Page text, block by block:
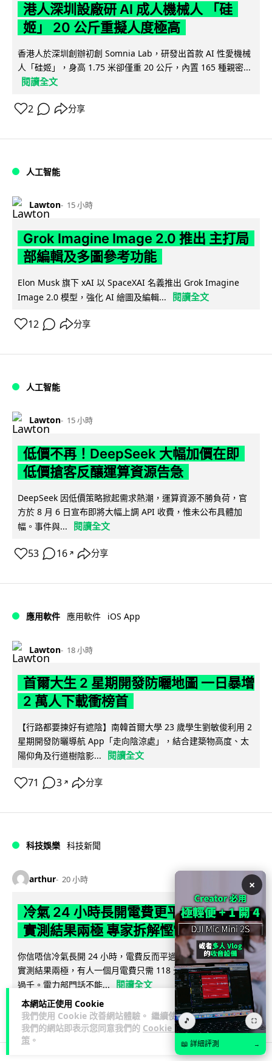
本網站正使用 Cookie
我們使用 Cookie 改善網站體驗。 繼續使用
我們的網站即表示您同意我們的 Cookie 政
策 。
港人深圳設廠研 AI 成人機械人 「硅
姬」 20 公斤重擬人度極高
香港人於深圳創辦初創 Somnia Lab，研發出首款 AI 性愛機械
人「硅姬」，身高 1.75 米卻僅重 20 公斤，內置 165 種親密...
閱讀全文
2 分享
人工智能
Lawton 15 小時
Grok Imagine Image 2.0 推出 主打局
部編輯及多圖參考功能
Elon Musk 旗下 xAI 以 SpaceXAI 名義推出 Grok Imagine
Image 2.0 模型，強化 AI 繪圖及編輯...
閱讀全文
12 分享
人工智能
Lawton 15 小時
低價不再！DeepSeek 大幅加價在即
低價搶客反釀運算資源告急
DeepSeek 因低價策略掀起需求熱潮，運算資源不勝負荷，官
方於 8 月 6 日宣布即將大幅上調 API 收費，惟未公布具體加
幅。事件與...
閱讀全文
53 16 ↗ 分享
應用軟件 應用軟件 iOS App
Lawton 18 小時
首爾大生 2 星期開發防曬地圖 一日暴增
2 萬人下載衝榜首
【行路都要揀好有遮陰】南韓首爾大學 23 歲學生劉敏俊利用 2
星期開發防曬導航 App「走向陰涼處」，結合建築物高度、太
陽仰角及行道樹陰影...
閱讀全文
71 3 ↗ 分享
科技娛樂 科技新聞
arthur 20 小時
冷氣 24 小時長開電費更平？內地網民
實測結果兩極 專家拆解慳電邏輯
你信唔信冷氣長開 24 小時，電費反而平過開開關關？內地網民
實測結果兩極，有人一個月電費只需 118 元人民幣，有人飆到
過千。電力部門話不能...
閱讀全文
28 分享
×
🎵 ⛶
📖 詳細評測 →